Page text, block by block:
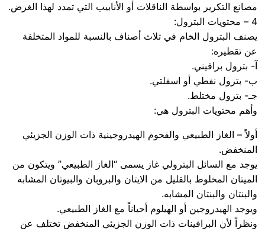
مصانع التكرير بواسطة الناقلات أو الأنابيب التي تمدد لهذا الغرض.
4 – محتويات البترول:
يصنف البترول الخام في ثلاث أصناف بالنسبة للمواد المتخلفة
عن تقطيره:
آ- بترول برافيني.
ب- بترول نفطي أو اسفلتي.
جـ- بترول مختلط.
وأهم محتويات البترول هي:
أولاً – الغاز الطبيعي والفحوم الهيدروجينية ذات الوزن الجزيئي
المنخفض.
يوجد مع السائل البترولي غاز يسمى “الغاز الطبيعي” ويتكون من
الميتان المخلوط بالقليل من الايتان والبروبان والبيوتان المشابه
والبنتان والبنتان المشابه.
ويوجد الهيدروجين أو الهيلوم أحياناً مع الغاز الطبيعي.
ونظراً لأن البرافينات ذات الوزن الجزيئي المنخفض تختلف عن